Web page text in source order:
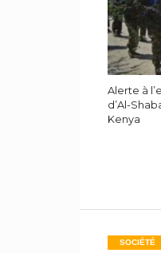
Alerte à
d’Al-
Kenya
SOCIÉTÉ